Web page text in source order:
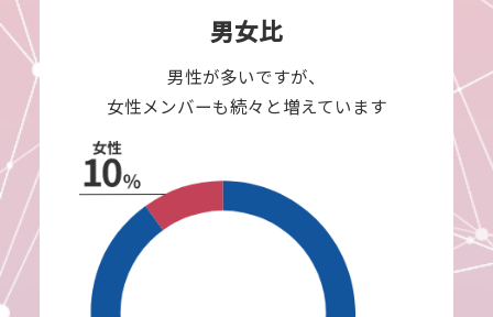
男女比
男性が多いですが、
女性メンバーも続々と増えています